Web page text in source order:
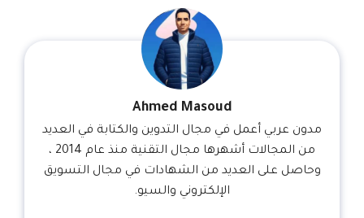
Ahmed Masoud
مدون عربي أعمل في مجال التدوين والكتابة في العديد
من المجالات أشهرها مجال التقنية منذ عام 2014 ،
وحاصل على العديد من الشهادات في مجال التسويق
الإلكتروني والسيو.